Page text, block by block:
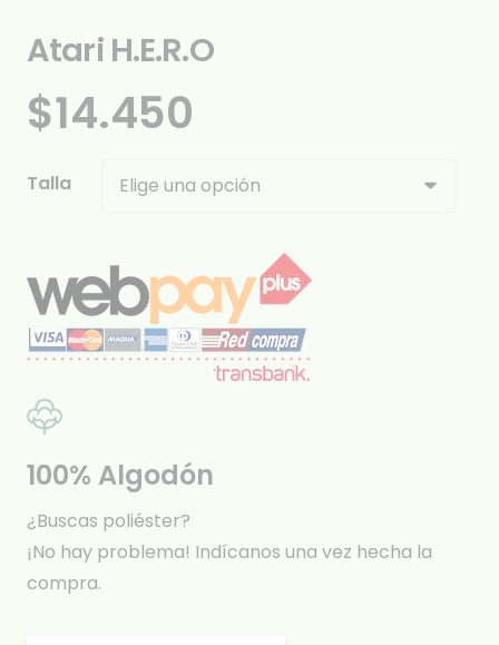
Atari H.E.R.O
$14.450
Talla
100% Algodón
¿Buscas poliéster?
¡No hay problema! Indícanos una vez hecha la
compra.